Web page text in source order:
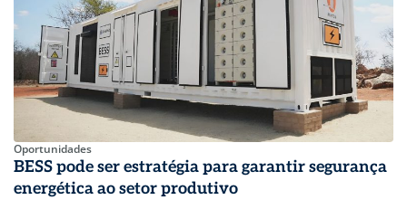
Oportunidades
BESS pode ser estratégia para garantir segurança
energética ao setor produtivo